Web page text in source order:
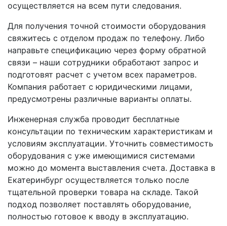
осуществляется на всем пути следования.
Для получения точной стоимости оборудования
свяжитесь с отделом продаж по телефону. Либо
направьте спецификацию через форму обратной
связи – наши сотрудники обработают запрос и
подготовят расчет с учетом всех параметров.
Компания работает с юридическими лицами,
предусмотрены различные варианты оплаты.
Инженерная служба проводит бесплатные
консультации по техническим характеристикам и
условиям эксплуатации. Уточнить совместимость
оборудования с уже имеющимися системами
можно до момента выставления счета. Доставка в
Екатеринбург осуществляется только после
тщательной проверки товара на складе. Такой
подход позволяет поставлять оборудование,
полностью готовое к вводу в эксплуатацию.